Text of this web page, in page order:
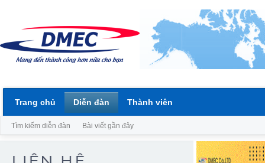
Trang chủ Diễn đàn
Tìm kiếm diễn đàn Bài viết gần đây
Thành viên